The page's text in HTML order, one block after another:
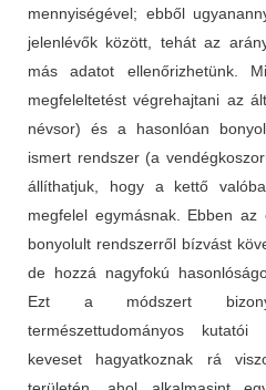
mennyiségével; ebből
jelenlévők között, tehát az
más adatot ellenőrizhetünk.
megfeleltetést végrehajtani az
névsor) és a hasonlóan
ismert rendszer (a
állíthatjuk, hogy a kettő
megfelel egymásnak. Ebben
bonyolult rendszerről bízvást
de hozzá nagyfokú
Ezt a módszert
természettudományos kutatói
keveset hagyatkoznak rá